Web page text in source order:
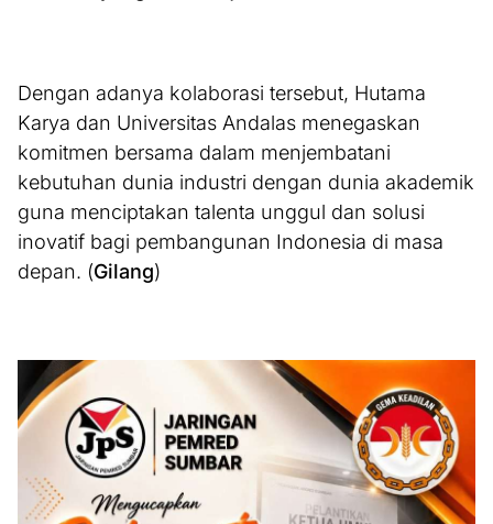
Dengan adanya kolaborasi tersebut, Hutama
Karya dan Universitas Andalas menegaskan
komitmen bersama dalam menjembatani
kebutuhan dunia industri dengan dunia akademik
guna menciptakan talenta unggul dan solusi
inovatif bagi pembangunan Indonesia di masa
depan. (Gilang)